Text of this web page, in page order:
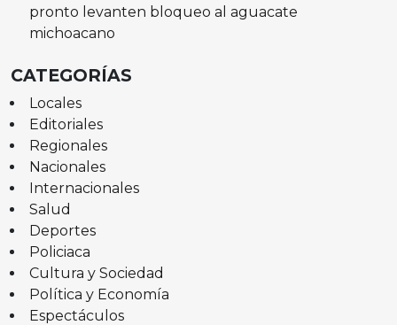
pronto levanten bloqueo al aguacate
michoacano
CATEGORÍAS
Locales
Editoriales
Regionales
Nacionales
Internacionales
Salud
Deportes
Policiaca
Cultura y Sociedad
Política y Economía
Espectáculos